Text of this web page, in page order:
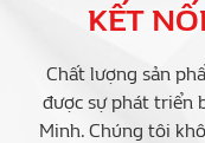
KẾT
Chất lượng sản
được sự phát triển
Minh. Chúng tôi